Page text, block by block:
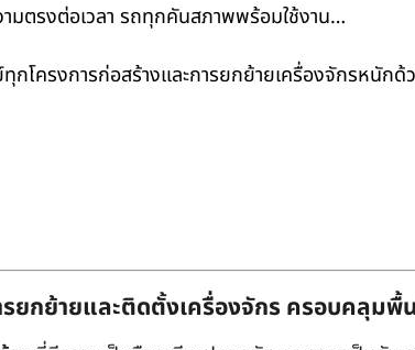
มตรงต่อเวลา รถทุกคันสภาพพร้อมใช้งาน…
กโครงการก่อสร้างและการยกย้ายเครื่องจักรหนั
ยกย้ายและติดตั้งเครื่องจักร ครอบคลุมพื้